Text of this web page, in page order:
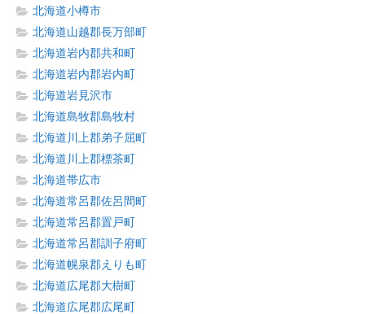
北海道小樽市
北海道山越郡長万部町
北海道岩内郡共和町
北海道岩内郡岩内町
北海道岩見沢市
北海道島牧郡島牧村
北海道川上郡弟子屈町
北海道川上郡標茶町
北海道帯広市
北海道常呂郡佐呂間町
北海道常呂郡置戸町
北海道常呂郡訓子府町
北海道幌泉郡えりも町
北海道広尾郡大樹町
北海道広尾郡広尾町